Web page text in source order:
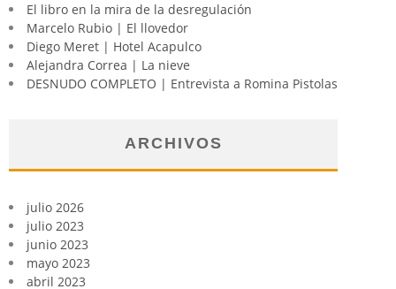
El libro en la mira de la desregulación
Marcelo Rubio | El llovedor
Diego Meret | Hotel Acapulco
Alejandra Correa | La nieve
DESNUDO COMPLETO | Entrevista a Romina Pistolas
ARCHIVOS
julio 2026
julio 2023
junio 2023
mayo 2023
abril 2023